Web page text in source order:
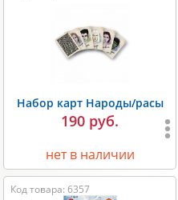
Набор карт Народы/расы
190 руб.
нет в наличии
Код товара: 6357